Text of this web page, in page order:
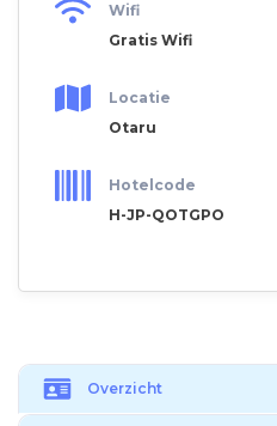
Wifi
Gratis Wifi
Locatie
Otaru
Hotelcode
H-JP-QOTGPO
Overzicht